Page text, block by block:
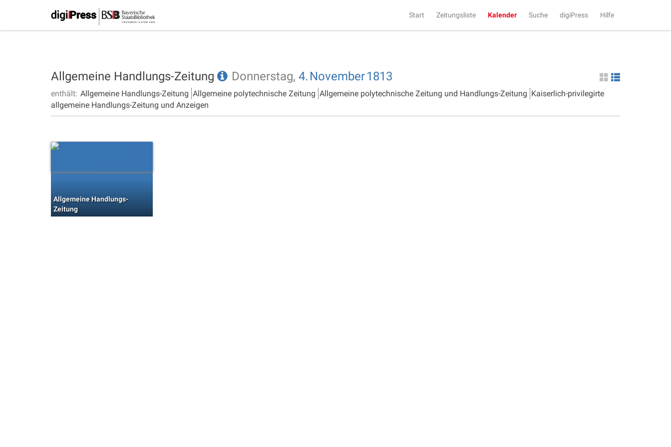
Start Zeitungsliste Kalender Suche digiPress Hilfe
Allgemeine Handlungs-Zeitung Donnerstag, 4. November1813
enthält: Allgemeine Handlungs-Zeitung Allgemeine polytechnische Zeitung Allgemeine polytechnische Zeitung und Handlungs-Zeitung Kaiserlich-privilegirte
allgemeine Handlungs-Zeitung und Anzeigen
Allgemeine Handlungs-
Zeitung